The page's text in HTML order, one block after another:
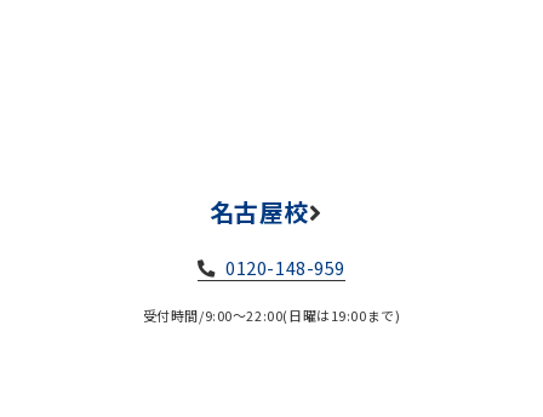
名古屋校
0120-148-959
受付時間/9:00～22:00(日曜は19:00まで)